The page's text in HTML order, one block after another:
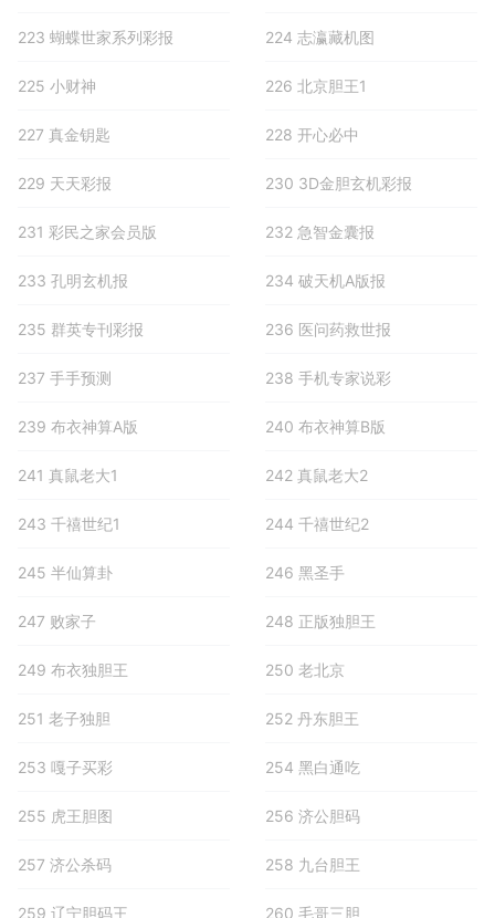
223 蝴蝶世家系列彩报 224 志瀛藏机图
225 小财神 226 北京胆王1
227 真金钥匙 228 开心必中
229 天天彩报 230 3D金胆玄机彩报
231 彩民之家会员版 232 急智金囊报
233 孔明玄机报 234 破天机A版报
235 群英专刊彩报 236 医问药救世报
237 手手预测 238 手机专家说彩
239 布衣神算A版 240 布衣神算B版
241 真鼠老大1 242 真鼠老大2
243 千禧世纪1 244 千禧世纪2
245 半仙算卦 246 黑圣手
247 败家子 248 正版独胆王
249 布衣独胆王 250 老北京
251 老子独胆 252 丹东胆王
253 嘎子买彩 254 黑白通吃
255 虎王胆图 256 济公胆码
257 济公杀码 258 九台胆王
259 辽宁胆码王 260 毛哥三胆